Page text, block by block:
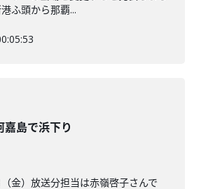
ふ頭から那覇...
嘉島で浜下り
金）放送分担当は赤嶺啓子さんで